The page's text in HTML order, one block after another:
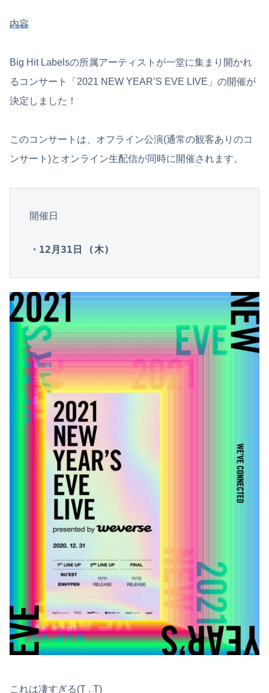
内容
Big Hit Labelsの所属アーティストが一堂に集まり開かれ
るコンサート「2021 NEW YEAR’S EVE LIVE」の開催が
決定しました！
このコンサートは、オフライン公演(通常の観客ありのコ
ンサート)とオンライン生配信が同時に開催されます。
開催日
・12月31日 (木)
これは凄すぎる(T . T)